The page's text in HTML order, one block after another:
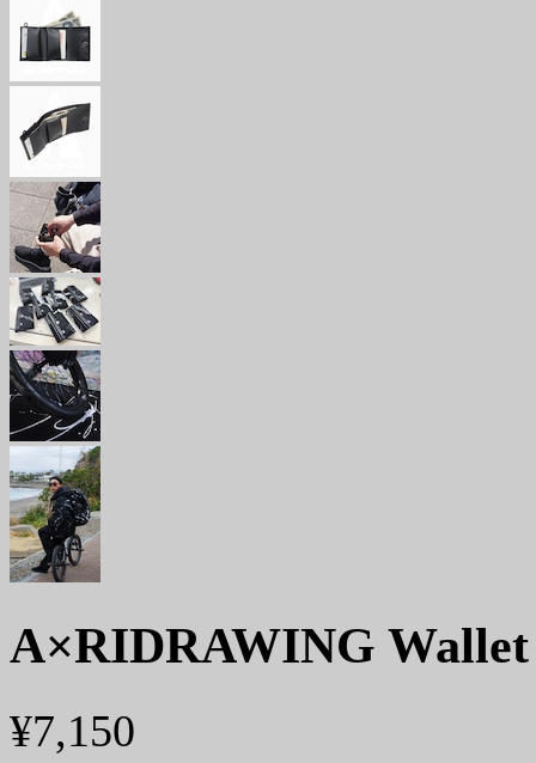
A×RIDRAWING
¥7,150